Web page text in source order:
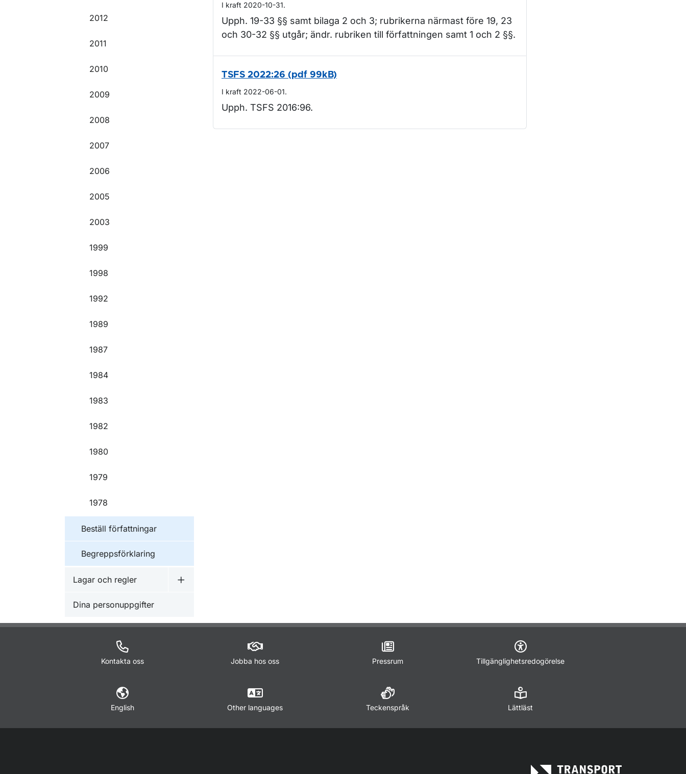
2012
2011
2010
2009
2008
2007
2006
2005
2003
1999
1998
1992
1989
1987
1984
1983
1982
1980
1979
1978
Beställ författningar
Begreppsförklaring
Lagar och regler
Undermeny för Lagar och regler
Dina personuppgifter
I kraft 2020-10-31.
Upph. 19-33 §§ samt bilaga 2 och 3; rubrikerna närmast före 19, 23
och 30-32 §§ utgår; ändr. rubriken till författningen samt 1 och 2 §§.
TSFS 2022:26 (pdf 99kB)
I kraft 2022-06-01.
Upph. TSFS 2016:96.
Kontakta oss Jobba hos oss Pressrum Tillgänglighetsredogörelse
English Other languages Teckenspråk Lättläst